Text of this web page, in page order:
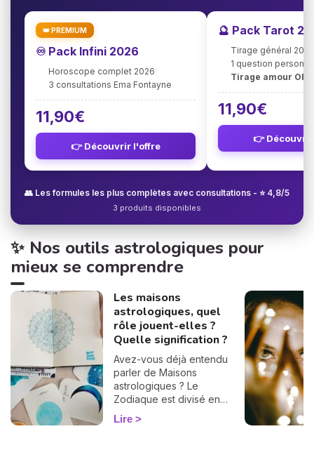
👑 PREMIUM
♾️ Pack Infini 2026
Horoscope complet 2026
3 consultations Ema Fontayne
11,90€
👉 Découvrir l'offre
🔮 Pack Tarot
Tirage général 2026
1 question
Tirage amour
11,90€
👉
👥 Les formules les plus complètes avec consultations - ⭐ 4,8/5
3 produits disponibles
✨ Nos outils astrologiques pour
mieux se comprendre
Les maisons
astrologiques, quel
rôle jouent-elles ?
Quelle signification ?
Avez-vous déjà entendu
parler de Maisons
astrologiques ? Le
Zodiaque est divisé en
douze Maisons et chacune
correspond à une sphère
Lire